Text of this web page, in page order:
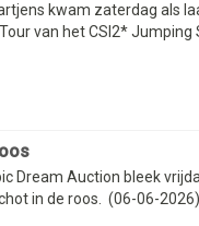
kwam zaterdag als
van het CSI2* Jumping
Dream Auction bleek
in de roos. (06-06-2026)